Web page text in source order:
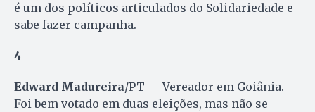
é um dos políticos articulados do Solidariedade e
sabe fazer campanha.
4
Edward Madureira/PT — Vereador em Goiânia.
Foi bem votado em duas eleições, mas não se